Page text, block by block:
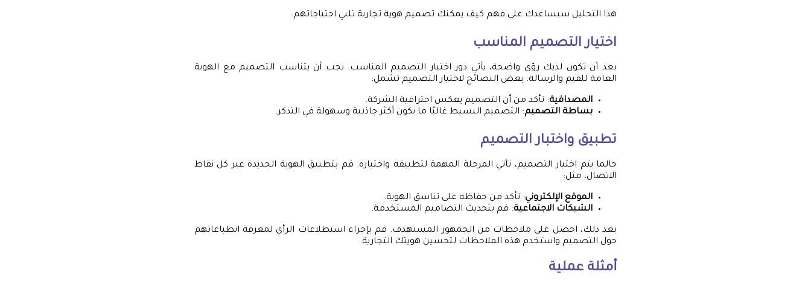
هذا التحليل سيساعدك على فهم كيف يمكنك تصميم هوية تجارية تلبي احتياجاتهم.
اختيار التصميم المناسب
بعد أن تكون لديك رؤى واضحة، يأتي دور اختيار التصميم المناسب. يجب أن يتناسب التصميم مع الهوية
العامة للقيم والرسالة. بعض النصائح لاختيار التصميم تشمل:
المصداقية: تأكد من أن التصميم يعكس احترافية الشركة.
بساطة التصميم: التصميم البسيط غالبًا ما يكون أكثر جاذبية وسهولة في التذكر.
تطبيق واختبار التصميم
حالما يتم اختيار التصميم، تأتي المرحلة المهمة لتطبيقه واختباره. قم بتطبيق الهوية الجديدة عبر كل نقاط
الاتصال، مثل:
الموقع الإلكتروني: تأكد من حفاظه على تناسق الهوية.
الشبكات الاجتماعية: قم بتحديث التصاميم المستخدمة.
بعد ذلك، احصل على ملاحظات من الجمهور المستهدف. قم بإجراء استطلاعات الرأي لمعرفة انطباعاتهم
حول التصميم واستخدم هذه الملاحظات لتحسين هويتك التجارية.
أمثلة عملية